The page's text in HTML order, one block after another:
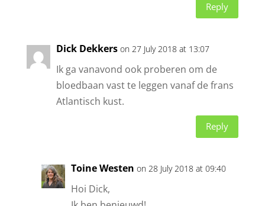
Reply
Dick Dekkers on 27 July 2018 at 13:07
Ik ga vanavond ook proberen om de
bloedbaan vast te leggen vanaf de frans
Atlantisch kust.
Reply
Toine Westen on 28 July 2018 at 09:40
Hoi Dick,